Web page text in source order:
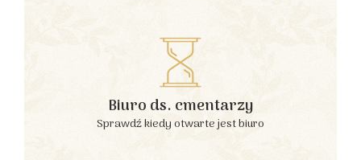
Biuro ds. cmentarzy
Sprawdź kiedy otwarte jest biuro